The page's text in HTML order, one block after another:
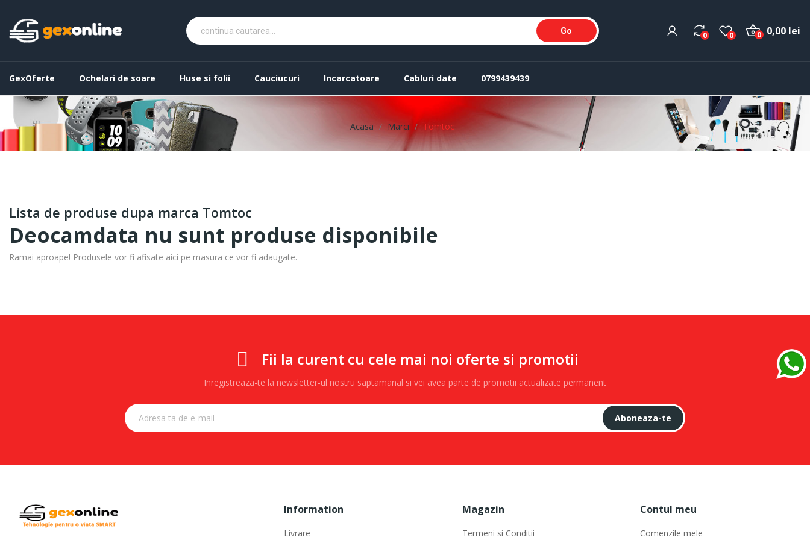
Go 0 0 0,00 lei
0
GexOferte Ochelari de soare Huse si folii Cauciucuri Incarcatoare Cabluri date 0799439439
Acasa Marci Tomtoc
Lista de produse dupa marca Tomtoc
Deocamdata nu sunt produse disponibile
Ramai aproape! Produsele vor fi afisate aici pe masura ce vor fi adaugate.
Fii la curent cu cele mai noi oferte si promotii
Inregistreaza-te la newsletter-ul nostru saptamanal si vei avea parte de promotii actualizate permanent
Aboneaza-te
Information
Livrare
Magazin
Termeni si Conditii
Contul meu
Comenzile mele